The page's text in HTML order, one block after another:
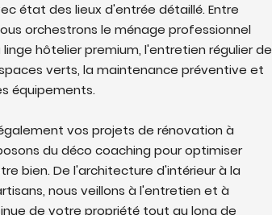
état des lieux d'entrée détaillé. Entre
orchestrons le ménage professionnel
hôtelier premium, l'entretien régulier de
verts, la maintenance préventive et
équipements.
vos projets de rénovation à
du déco coaching pour optimiser
bien. De l'architecture d'intérieur à la
nous veillons à l'entretien et à
de votre propriété tout au long de